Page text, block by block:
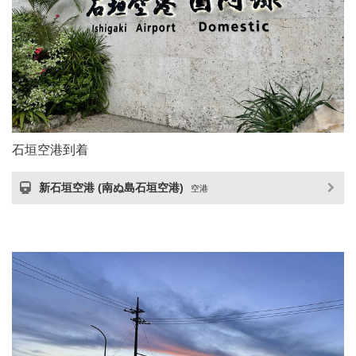
石垣空港到着
新石垣空港 (南ぬ島石垣空港) 空港